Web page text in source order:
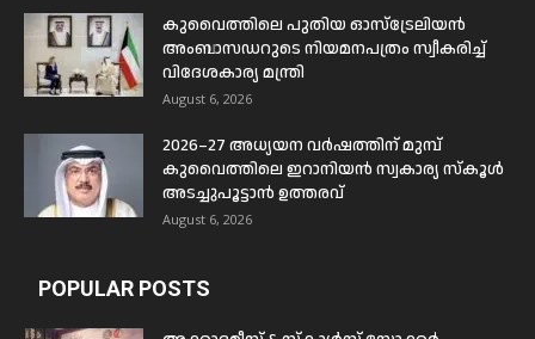
കുവൈത്തിലെ പുതിയ ഓസ്ട്രേലിയൻ
അംബാസഡറുടെ നിയമനപത്രം സ്വീകരിച്ച്
വിദേശകാര്യ മന്ത്രി
August 6, 2026
2026–27 അധ്യയന വർഷത്തിന് മുമ്പ്
കുവൈത്തിലെ ഇറാനിയൻ സ്വകാര്യ സ്കൂൾ
അടച്ചുപൂട്ടാൻ ഉത്തരവ്
August 6, 2026
POPULAR POSTS